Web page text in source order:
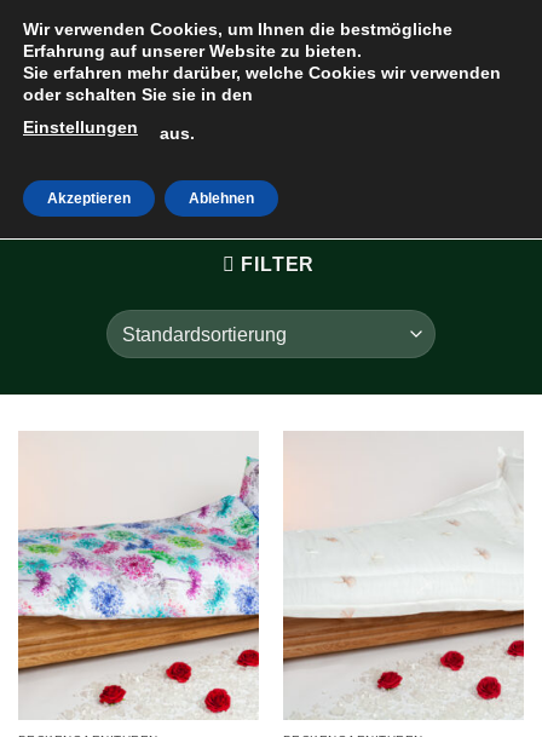
Inhalt
springen
HOME
HOCHWERTIG
FILTER
Wir verwenden Cookies, um Ihnen die bestmögliche
Erfahrung auf unserer Website zu bieten.
Sie erfahren mehr darüber, welche Cookies wir verwenden
oder schalten Sie sie in den
Einstellungen
aus.
Akzeptieren Ablehnen